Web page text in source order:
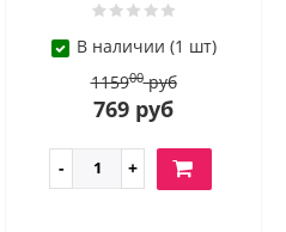
В наличии (1 шт)
115900руб
769 руб